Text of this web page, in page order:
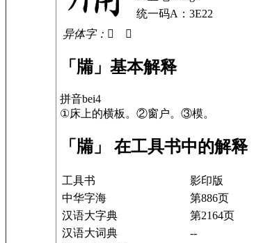
统一码A：3E22
异体字：𤗌 𤗩
「㸢」基本解释
拼音bei4
①床上的横板。②窗户。③模。
「㸢」 在工具书中的解释
工具书 影印版
中华字海
第886页
汉语大字典
第2164页
汉语大词典
--